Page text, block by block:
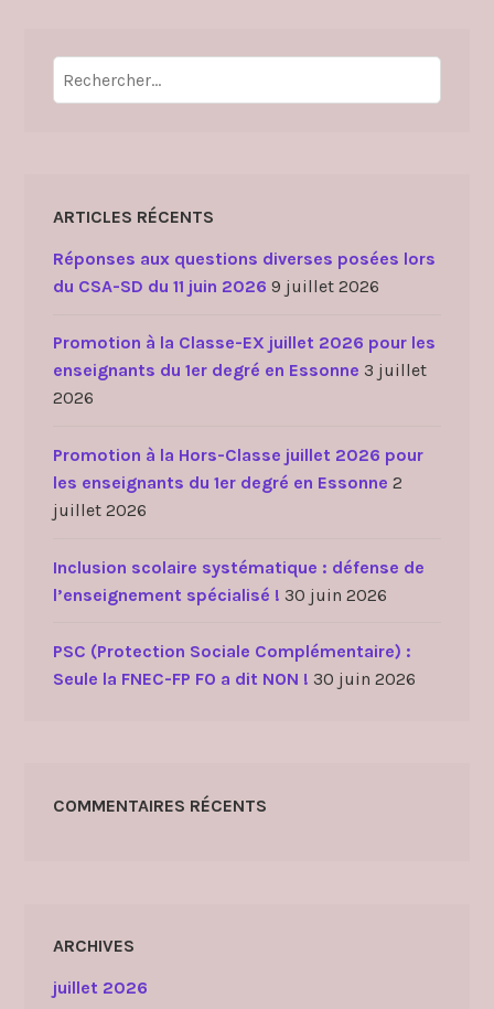
Rechercher :
ARTICLES RÉCENTS
Réponses aux questions diverses posées lors
du CSA-SD du 11 juin 2026 9 juillet 2026
Promotion à la Classe-EX juillet 2026 pour les
enseignants du 1er degré en Essonne 3 juillet
2026
Promotion à la Hors-Classe juillet 2026 pour
les enseignants du 1er degré en Essonne 2
juillet 2026
Inclusion scolaire systématique : défense de
l’enseignement spécialisé ! 30 juin 2026
PSC (Protection Sociale Complémentaire) :
Seule la FNEC-FP FO a dit NON ! 30 juin 2026
COMMENTAIRES RÉCENTS
ARCHIVES
juillet 2026